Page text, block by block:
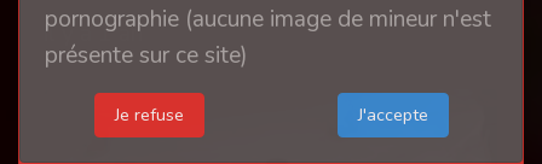
il y a 1 an
pornographie (aucune image de mineur n'est
présente sur ce site)
Je refuse